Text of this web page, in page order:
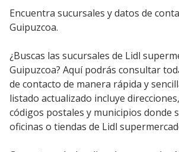
Encuentra sucursales y datos de
Guipuzcoa.
¿Buscas las sucursales de Lidl
Guipuzcoa? Aquí podrás consultar
de contacto de manera rápida y
listado actualizado incluye
códigos postales y municipios donde
oficinas o tiendas de Lidl